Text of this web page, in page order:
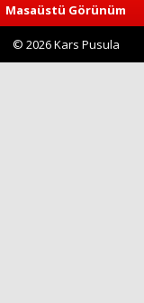
Masaüstü Görünüm
© 2026 Kars Pusula